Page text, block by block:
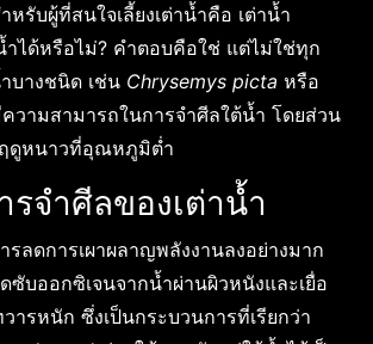
รับผู้ที่สนใจเลี้ยงเต่าน้ำคือ เต่าน้ำ
ำได้หรือไม่? คำตอบคือใช่ แต่ไม่ใช่ทุก
บางชนิด เช่น Chrysemys picta หรือ
วามสามารถในการจำศีลใต้น้ำ โดยส่วน
ดูหนาวที่อุณหภูมิต่ำ
รจำศีลของเต่าน้ำ
รลดการเผาผลาญพลังงานลงอย่างมาก
บออกซิเจนจากน้ำผ่านผิวหนังและเยื่อ
ารหนัก ซึ่งเป็นกระบวนการที่เรียกว่า